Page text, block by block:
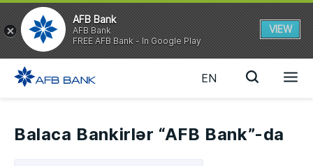
EN
Balaca Bankirlər “AFB Bank”-da
AFB Bank
AFB Bank
FREE AFB Bank - In Google Play
VIEW